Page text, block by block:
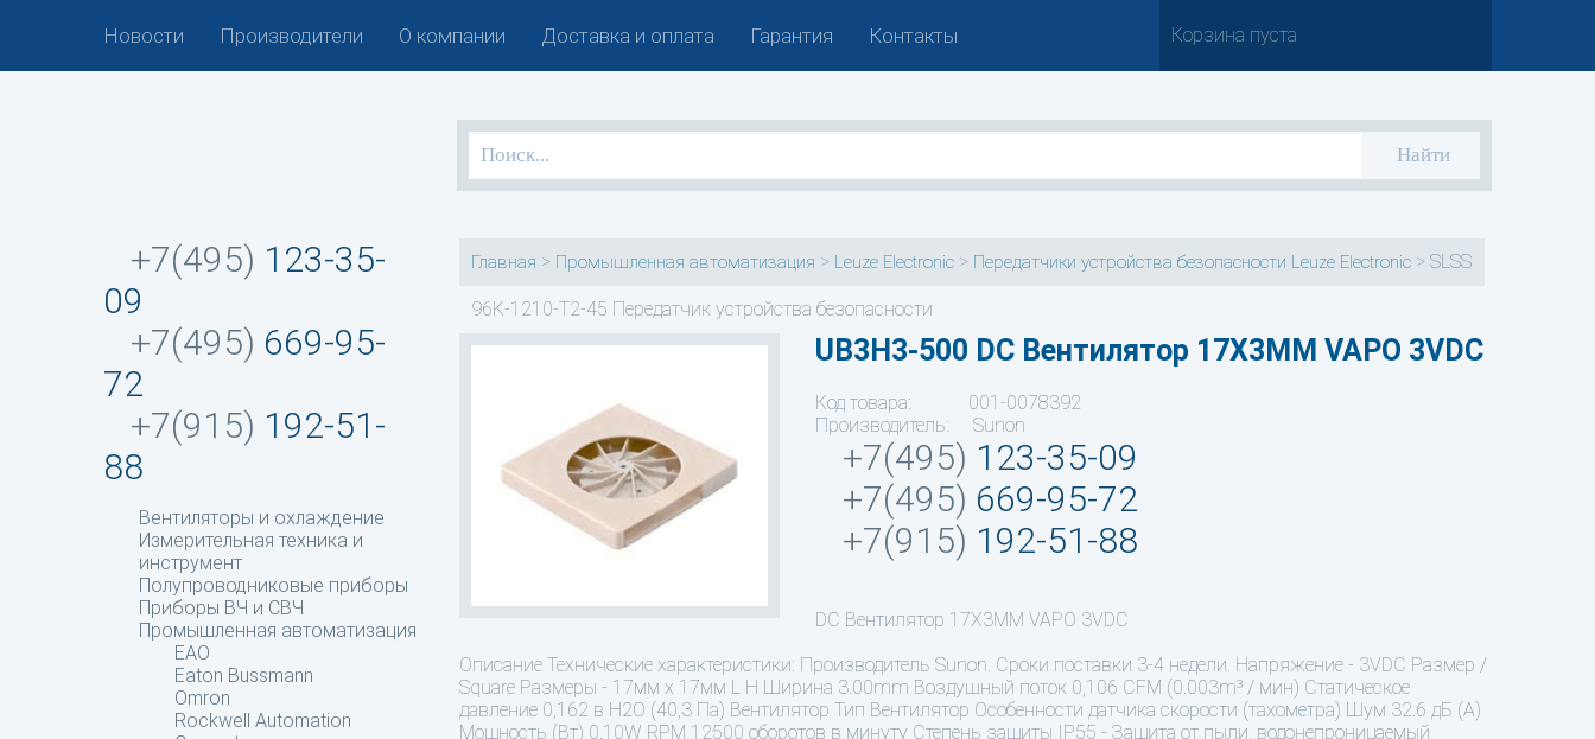
Новости Производители О компании Доставка и оплата Гарантия Контакты Корзина пуста
+7(495) 123-35-
09
+7(495) 669-95-
72
+7(915) 192-51-
88
Вентиляторы и охлаждение
Измерительная техника и
инструмент
Полупроводниковые приборы
Приборы ВЧ и СВЧ
Промышленная автоматизация
EAO
Eaton Bussmann
Omron
Rockwell Automation
Главная > Промышленная автоматизация > Leuze Electronic > Передатчики устройства безопасности Leuze Electronic > SLSS
96K-1210-T2-45 Передатчик устройства безопасности
UB3H3-500 DC Вентилятор 17X3MM VAPO 3VDC
Код товара: 001-0078392
Производитель: Sunon
+7(495) 123-35-09
+7(495) 669-95-72
+7(915) 192-51-88
DC Вентилятор 17X3MM VAPO 3VDC
Описание Технические характеристики: Производитель Sunon. Сроки поставки 3-4 недели. Напряжение - 3VDC Размер /
Square Размеры - 17мм х 17мм L H Ширина 3.00mm Воздушный поток 0,106 CFM (0.003m³ / мин) Статическое
давление 0,162 в H2O (40,3 Па) Вентилятор Тип Вентилятор Особенности датчика скорости (тахометра) Шум 32.6 дБ (А)
Мощность (Вт) 0.10W RPM 12500 оборотов в минуту Степень защиты IP55 - Защита от пыли, водонепроницаемый